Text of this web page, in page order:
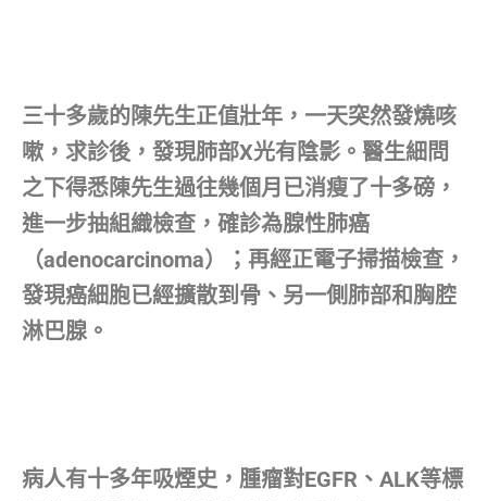
三十多歲的陳先生正值壯年，一天突然發燒咳
嗽，求診後，發現肺部X光有陰影。醫生細問
之下得悉陳先生過往幾個月已消瘦了十多磅，
進一步抽組織檢查，確診為腺性肺癌
（adenocarcinoma）；再經正電子掃描檢查，
發現癌細胞已經擴散到骨、另一側肺部和胸腔
淋巴腺。
病人有十多年吸煙史，腫瘤對EGFR、ALK等標